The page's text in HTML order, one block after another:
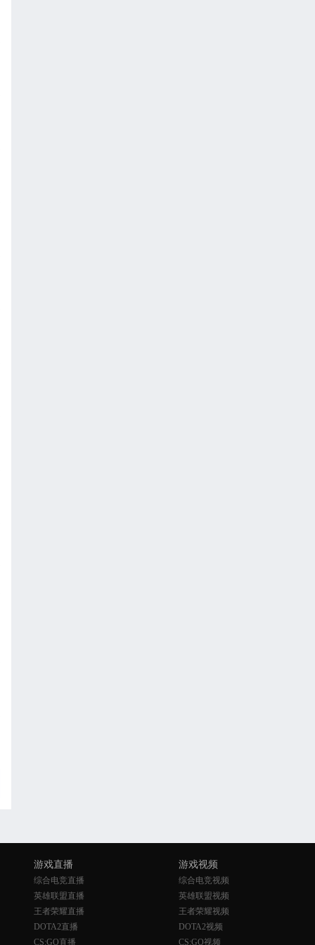
游戏直播
综合电竞直播
英雄联盟直播
王者荣耀直播
DOTA2直播
CS:GO直播
游戏视频
综合电竞视频
英雄联盟视频
王者荣耀视频
DOTA2视频
CS:GO视频